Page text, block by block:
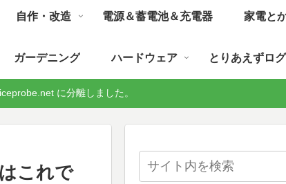
自作・改造 電源＆蓄電池＆充電器 家電と
ガーデニング ハードウェア とりあえずロ
に分離しました。
これで